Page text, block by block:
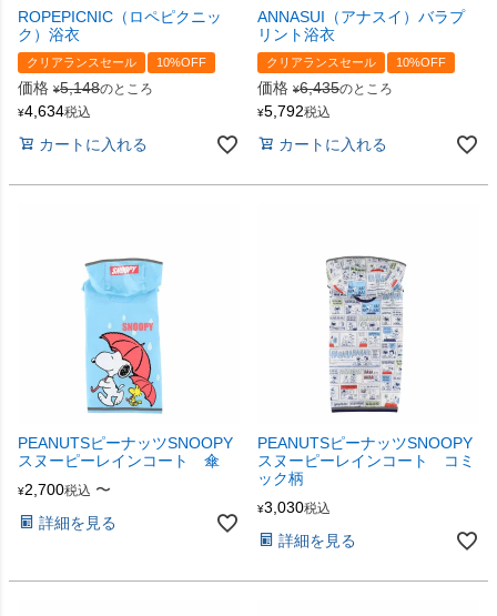
ROPEPICNIC（ロペピクニッ
ク）浴衣
クリアランスセール 10%OFF
価格 ¥5,148のところ
¥4,634税込
カートに入れる
ANNASUI（アナスイ）バラプ
リント浴衣
クリアランスセール 10%OFF
価格 ¥6,435のところ
¥5,792税込
カートに入れる
PEANUTSピーナッツSNOOPY
スヌーピーレインコート 傘
¥2,700税込 〜
詳細を見る
PEANUTSピーナッツSNOOPY
スヌーピーレインコート コミ
ック柄
¥3,030税込
詳細を見る